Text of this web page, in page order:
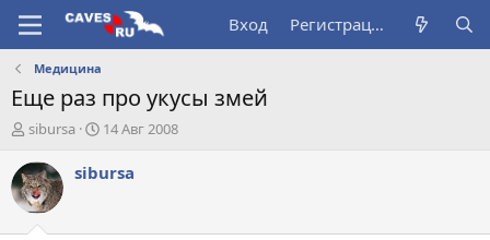
Вход Регистрация
Медицина
Еще раз про укусы змей
А
т
о
р
т
sibursa
Д
т
14 Авг 2008
sibursa